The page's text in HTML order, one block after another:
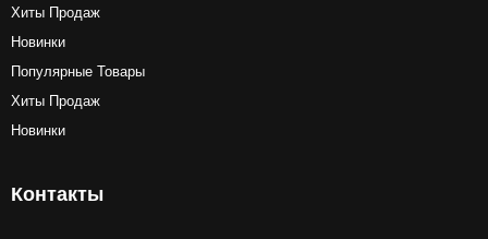
Хиты Продаж
Новинки
Популярные Товары
Хиты Продаж
Новинки
Контакты